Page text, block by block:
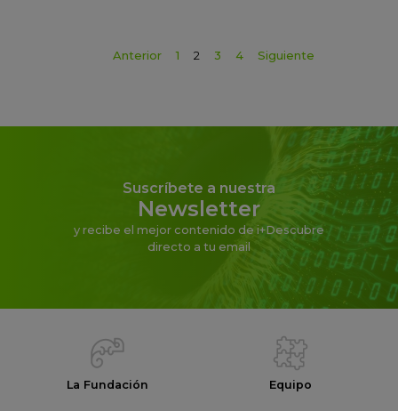
Anterior 1 2 3 4 Siguiente
Suscríbete a nuestra
Newsletter
y recibe el mejor contenido de i+Descubre
directo a tu email
La Fundación Equipo